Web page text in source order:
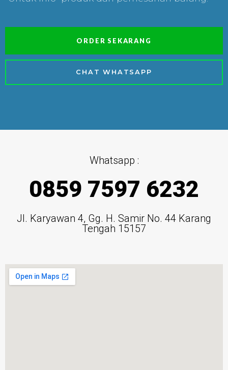
ORDER SEKARANG
CHAT WHATSAPP
Whatsapp :
0859 7597 6232
Jl. Karyawan 4, Gg. H. Samir No. 44 Karang
Tengah 15157